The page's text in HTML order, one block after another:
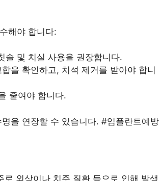
해야 합니다:
솔 및 치실 사용을 권장합니다.
을 확인하고, 치석 제거를 받아야 합니
줄여야 합니다.
을 연장할 수 있습니다. #임플란트예방
로 외상이나 치주 질환 등으로 인해 발생